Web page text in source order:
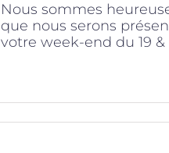
Nous sommes
que nous serons
votre week-end du 19